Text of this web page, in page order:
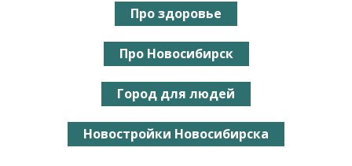
Про здоровье
Про Новосибирск
Город для людей
Новостройки Новосибирска